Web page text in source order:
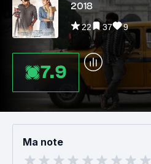
2018
22 37 9
7.9
Ma note